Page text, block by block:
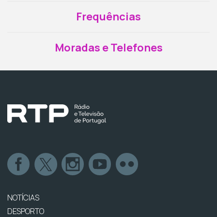
Frequências
Moradas e Telefones
NOTÍCIAS
DESPORTO